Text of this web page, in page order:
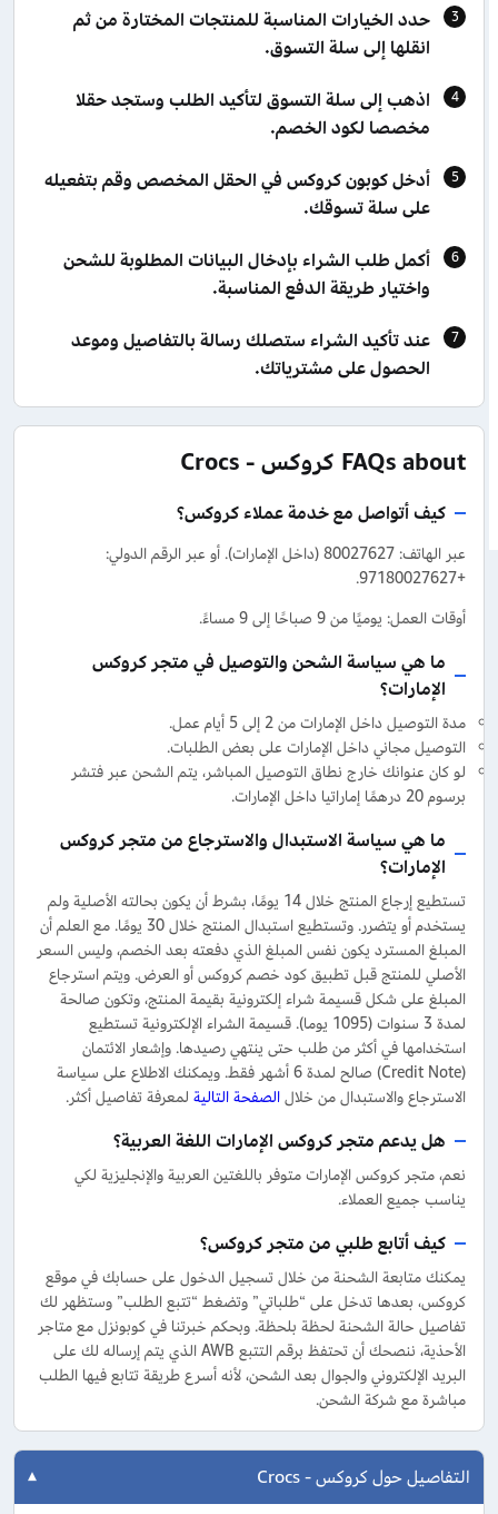
حدد الخيارات المناسبة للمنتجات المختارة من ثم
انقلها إلى سلة التسوق.
اذهب إلى سلة التسوق لتأكيد الطلب وستجد حقلا
مخصصا لكود الخصم.
أدخل كوبون كروكس في الحقل المخصص وقم بتفعيله
على سلة تسوقك.
أكمل طلب الشراء بإدخال البيانات المطلوبة للشحن
واختيار طريقة الدفع المناسبة.
عند تأكيد الشراء ستصلك رسالة بالتفاصيل وموعد
الحصول على مشترياتك.
FAQs about كروكس - Crocs
كيف أتواصل مع خدمة عملاء كروكس؟
عبر الهاتف: 80027627 (داخل الإمارات). أو عبر الرقم الدولي:
+97180027627.
أوقات العمل: يوميًا من 9 صباحًا إلى 9 مساءً.
ما هي سياسة الشحن والتوصيل في متجر كروكس
الإمارات؟
مدة التوصيل داخل الإمارات من 2 إلى 5 أيام عمل.
التوصيل مجاني داخل الإمارات على بعض الطلبات.
لو كان عنوانك خارج نطاق التوصيل المباشر، يتم الشحن عبر فتشر
برسوم 20 درهمًا إماراتيا داخل الإمارات.
ما هي سياسة الاستبدال والاسترجاع من متجر كروكس
الإمارات؟
تستطيع إرجاع المنتج خلال 14 يومًا، بشرط أن يكون بحالته الأصلية ولم
يستخدم أو يتضرر. وتستطيع استبدال المنتج خلال 30 يومًا. مع العلم أن
المبلغ المسترد يكون نفس المبلغ الذي دفعته بعد الخصم، وليس السعر
الأصلي للمنتج قبل تطبيق كود خصم كروكس أو العرض. ويتم استرجاع
المبلغ على شكل قسيمة شراء إلكترونية بقيمة المنتج، وتكون صالحة
لمدة 3 سنوات (1095 يوما). قسيمة الشراء الإلكترونية تستطيع
استخدامها في أكثر من طلب حتى ينتهي رصيدها. وإشعار الائتمان
(Credit Note) صالح لمدة 6 أشهر فقط. ويمكنك الاطلاع على سياسة
الاسترجاع والاستبدال من خلالالصفحة التالية لمعرفة تفاصيل أكثر.
هل يدعم متجر كروكس الإمارات اللغة العربية؟
نعم، متجر كروكس الإمارات متوفر باللغتين العربية والإنجليزية لكي
يناسب جميع العملاء.
كيف أتابع طلبي من متجر كروكس؟
يمكنك متابعة الشحنة من خلال تسجيل الدخول على حسابك في موقع
كروكس، بعدها تدخل على “طلباتي” وتضغط “تتبع الطلب” وستظهر لك
تفاصيل حالة الشحنة لحظة بلحظة. وبحكم خبرتنا في كوبونزل مع متاجر
الأحذية، ننصحك أن تحتفظ برقم التتبع AWB الذي يتم إرساله لك على
البريد الإلكتروني والجوال بعد الشحن، لأنه أسرع طريقة تتابع فيها الطلب
مباشرة مع شركة الشحن.
التفاصيل حول كروكس - Crocs